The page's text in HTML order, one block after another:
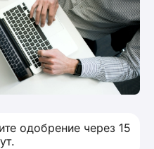
одобрение через 15